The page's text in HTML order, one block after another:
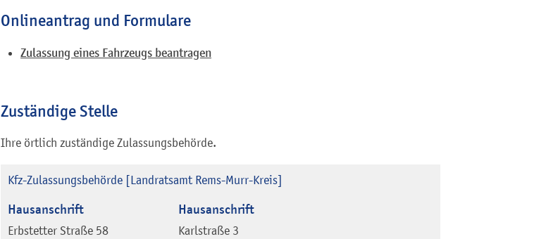
Onlineantrag und Formulare
Zulassung eines Fahrzeugs beantragen
Zuständige Stelle
Ihre örtlich zuständige Zulassungsbehörde.
Kfz-Zulassungsbehörde [Landratsamt Rems-Murr-Kreis]
Hausanschrift
Erbstetter Straße 58
Hausanschrift
Karlstraße 3